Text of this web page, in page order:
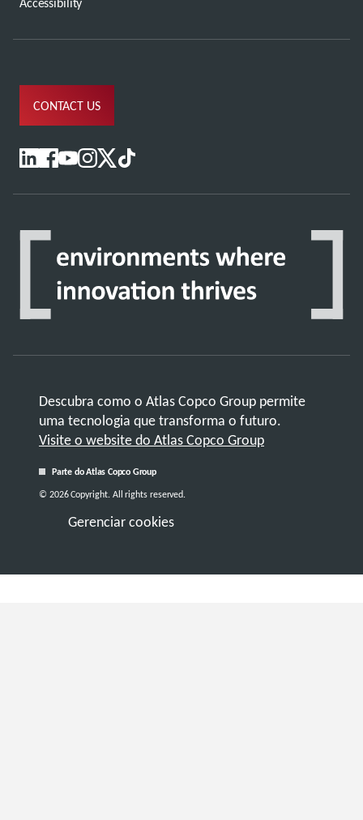
CONTACT US
Descubra como o Atlas Copco Group permite
uma tecnologia que transforma o futuro.
Visite o website do Atlas Copco Group
Parte do Atlas Copco Group
Gerenciar cookies
© 2026 Copyright. All rights reserved.